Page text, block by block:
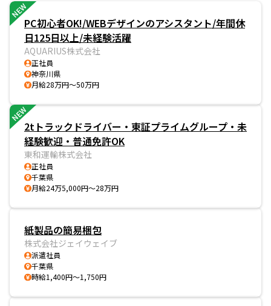
NEW
PC初心者OK!/WEBデザインのアシスタント/年間休
日125日以上/未経験活躍
AQUARIUS株式会社
正社員
神奈川県
月給28万円～50万円
NEW
2tトラックドライバー・東証プライムグループ・未
経験歓迎・普通免許OK
東和運輸株式会社
正社員
千葉県
月給24万5,000円～28万円
紙製品の簡易梱包
株式会社ジェイウェイブ
派遣社員
千葉県
時給1,400円～1,750円